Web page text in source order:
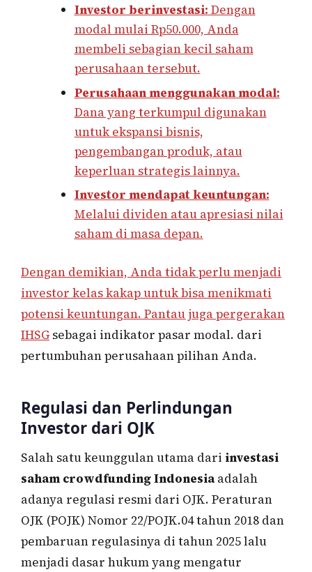
Investor berinvestasi: Dengan
modal mulai Rp50.000, Anda
membeli sebagian kecil saham
perusahaan tersebut.
Perusahaan menggunakan modal:
Dana yang terkumpul digunakan
untuk ekspansi bisnis,
pengembangan produk, atau
keperluan strategis lainnya.
Investor mendapat keuntungan:
Melalui dividen atau apresiasi nilai
saham di masa depan.
Dengan demikian, Anda tidak perlu menjadi
investor kelas kakap untuk bisa menikmati
potensi keuntungan. Pantau juga pergerakan
IHSG sebagai indikator pasar modal. dari
pertumbuhan perusahaan pilihan Anda.
Regulasi dan Perlindungan
Investor dari OJK
Salah satu keunggulan utama dari investasi
saham crowdfunding Indonesiaadalah
adanya regulasi resmi dari OJK. Peraturan
OJK (POJK) Nomor 22/POJK.04 tahun 2018 dan
pembaruan regulasinya di tahun 2025 lalu
menjadi dasar hukum yang mengatur